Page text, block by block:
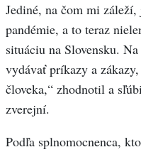
Jediné, na čom mi
pandémie, a to teraz
situáciu na Slovensku.
vydávať príkazy a
človeka,“ zhodnotil a
zverejní.
Podľa splnomocnenca,